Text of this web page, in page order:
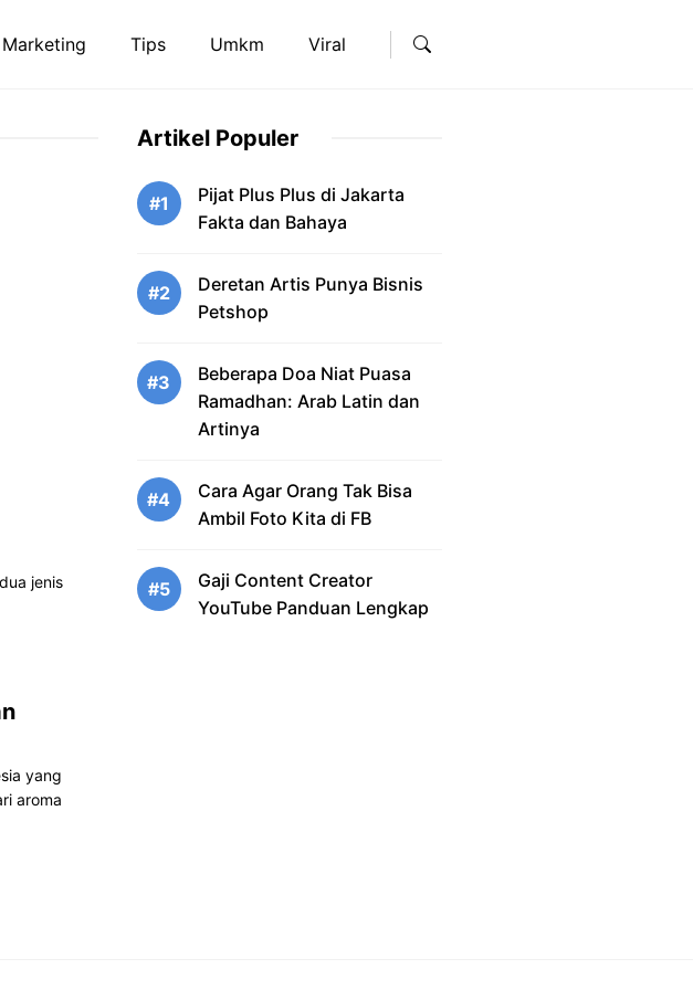
Marketing Tips Umkm Viral
jenis
yang
aroma
Artikel Populer
#1
Pijat Plus Plus di Jakarta
Fakta dan Bahaya
#2
Deretan Artis Punya Bisnis
Petshop
#3
Beberapa Doa Niat Puasa
Ramadhan: Arab Latin dan
Artinya
#4
Cara Agar Orang Tak Bisa
Ambil Foto Kita di FB
#5
Gaji Content Creator
YouTube Panduan Lengkap